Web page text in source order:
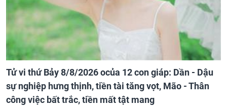
Tử vi thứ Bảy 8/8/2026 ocủa 12 con giáp: Dần - Dậu
sự nghiệp hưng thịnh, tiền tài tăng vọt, Mão - Thân
công việc bất trắc, tiền mất tật mang